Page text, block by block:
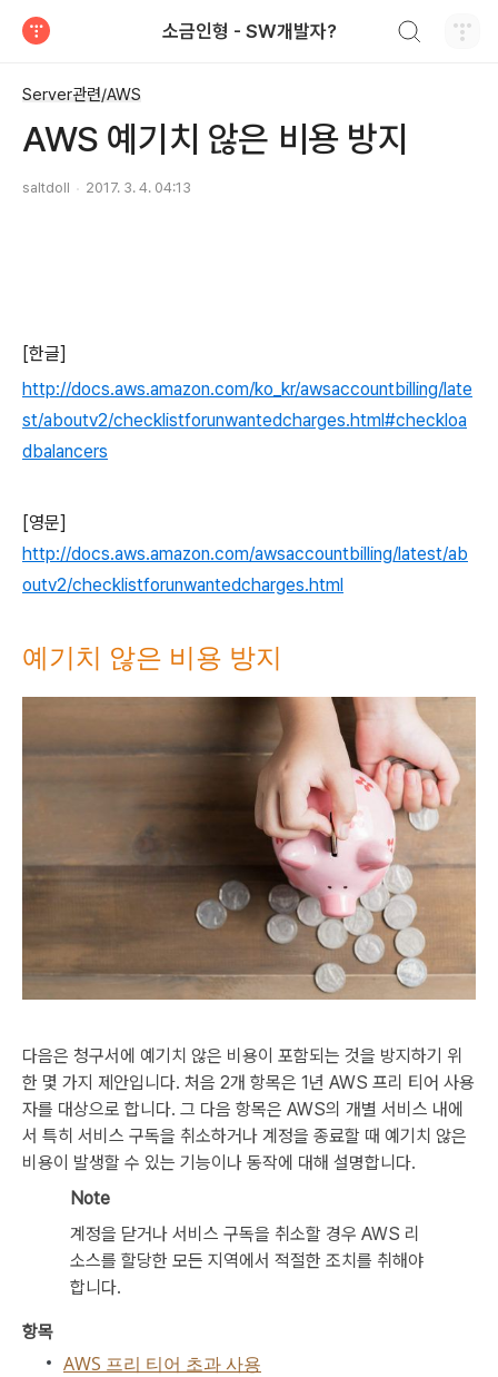
소금인형 - SW개발자?
Server관련/AWS
AWS 예기치 않은 비용 방지
saltdoll 2017. 3. 4. 04:13
[한글]
http://docs.aws.amazon.com/ko_kr/awsaccountbilling/late
st/aboutv2/checklistforunwantedcharges.html#checkloa
dbalancers
[영문]
http://docs.aws.amazon.com/awsaccountbilling/latest/ab
outv2/checklistforunwantedcharges.html
예기치 않은 비용 방지
다음은 청구서에 예기치 않은 비용이 포함되는 것을 방지하기 위
한 몇 가지 제안입니다. 처음 2개 항목은 1년 AWS 프리 티어 사용
자를 대상으로 합니다. 그 다음 항목은 AWS의 개별 서비스 내에
서 특히 서비스 구독을 취소하거나 계정을 종료할 때 예기치 않은
비용이 발생할 수 있는 기능이나 동작에 대해 설명합니다.
Note
계정을 닫거나 서비스 구독을 취소할 경우 AWS 리
소스를 할당한 모든 지역에서 적절한 조치를 취해야
합니다.
항목
AWS 프리 티어 초과 사용